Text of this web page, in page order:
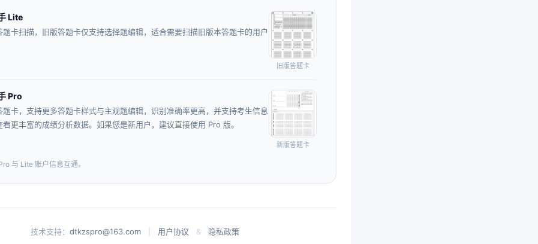
Lite
题卡扫描，旧版答题卡仅支持选择题编辑，适合需要扫描旧版本答题卡的用户
旧版答题卡
Pro
题卡，支持更多答题卡样式与主观题编辑，识别准确率更高，并支持考生信息
看更丰富的成绩分析数据。如果您是新用户，建议直接使用 Pro 版。
新版答题卡
与 Lite 账户信息互通。
技术支持： dtkzspro@163.com 用户协议 &
隐私政策